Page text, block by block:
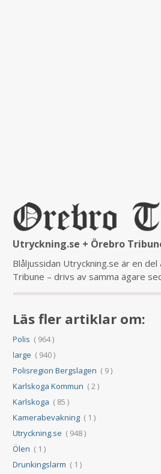
Utryckning.se + Örebro
Blåljussidan Utryckning.se är en
Tribune – drivs av samma ägare
Läs fler artiklar om:
Polis ( 964 )
large ( 940 )
Polisregion Bergslagen ( 9 )
Karlskoga Kommun ( 2 )
Karlskoga ( 85 )
Kamerabevakning ( 1 )
Utryckning.se ( 948 )
Ölen ( 1 )
Drunkingslarm ( 1 )